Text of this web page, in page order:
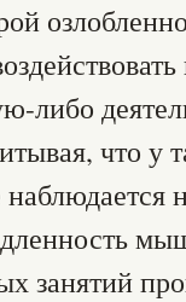
либо
что у
занятий